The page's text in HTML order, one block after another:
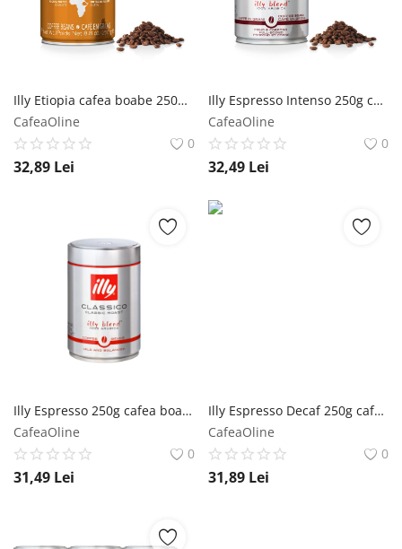
Illy Etiopia cafea boabe 250g Illy
CafeaOline
0
32,89 Lei
Illy Espresso Intenso 250g cafea boabe Illy
CafeaOline
0
32,49 Lei
Illy Espresso 250g cafea boabe profesionala Illy
CafeaOline
0
31,49 Lei
Illy Espresso Decaf 250g cafea boabe profesionala Illy
CafeaOline
0
31,89 Lei